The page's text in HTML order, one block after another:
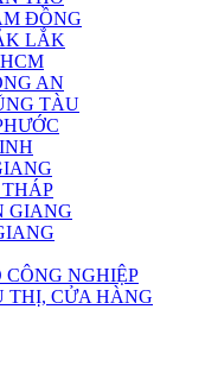
ĐỒNG
LẮK
AN
TÀU
GIANG
NGHIỆP
THỊ, CỬA HÀNG